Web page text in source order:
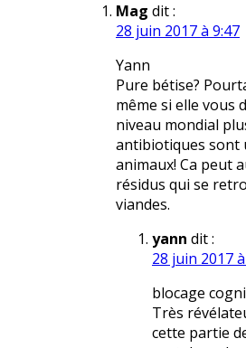
Mag dit :
28 juin 2017 à 9:47
Yann
Pure bétise?
même si elle vous
niveau mondial
antibiotiques sont
animaux! Ca peut
résidus qui se
viandes.
yann dit :
28 juin 2017
blocage
Très
cette partie